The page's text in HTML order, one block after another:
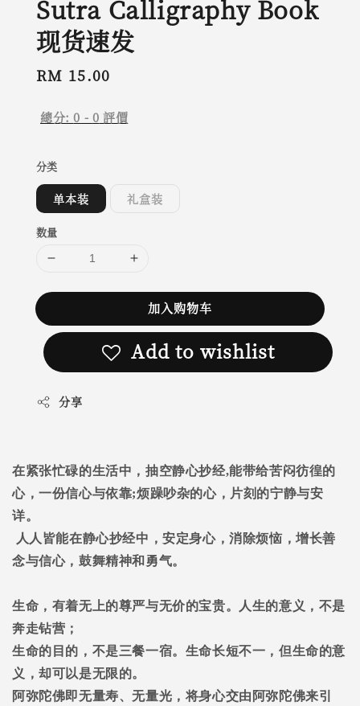
Sutra Calligraphy Book
现货速发
Regular
RM 15.00
總分:0 - 0 評價
分类
单本装 礼盒装
数量
加入购物车
Add to wishlist
分享
在紧张忙碌的生活中，抽空静心抄经,能带给苦闷彷徨的
心，一份信心与依靠;烦躁吵杂的心，片刻的宁静与安
详。
人人皆能在静心抄经中，安定身心，消除烦恼，增长善
念与信心，鼓舞精神和勇气。
生命，有着无上的尊严与无价的宝贵。人生的意义，不是
奔走钻营；
生命的目的，不是三餐一宿。生命长短不一，但生命的意
义，却可以是无限的。
阿弥陀佛即无量寿、无量光，将身心交由阿弥陀佛来引